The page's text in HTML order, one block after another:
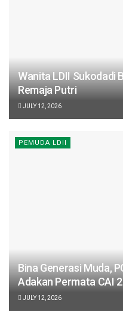
Wanita LDII Sukodadi
Remaja Putri
JULY 12, 2026
PEMUDA LDII
Bina Generasi Muda,
Adakan Permata CAI
JULY 12, 2026